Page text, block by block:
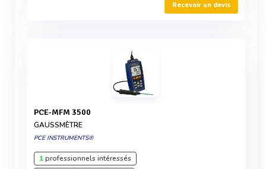
Recevoir un devis
PCE-MFM 3500
GAUSSMÈTRE
PCE INSTRUMENTS®
1professionnels intéressés